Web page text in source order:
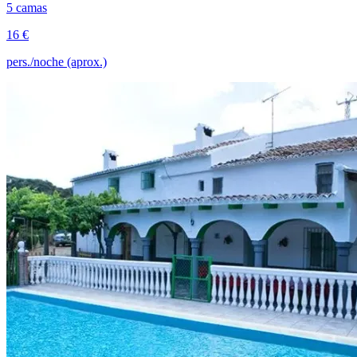
5 camas
16 €
pers./noche (aprox.)